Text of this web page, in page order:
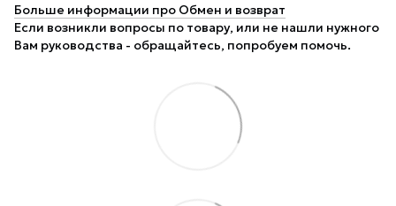
Больше информации про Обмен и возврат
Если возникли вопросы по товару, или не нашли нужного
Вам руководства - обращайтесь, попробуем помочь.